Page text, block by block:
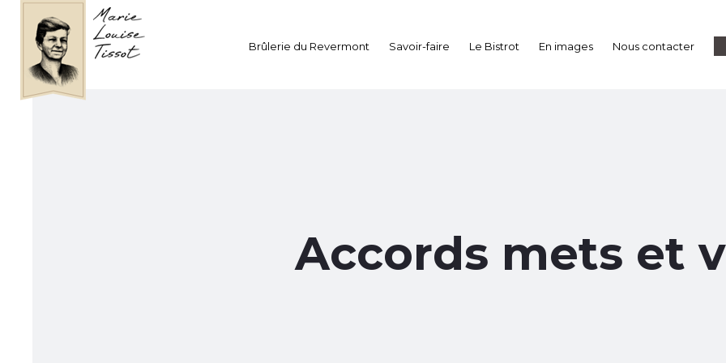
Brûlerie du Revermont Savoir-faire Le Bistrot En images Nous contacter
Accords mets et